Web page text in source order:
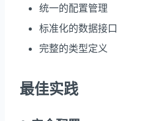
统一的配置管理
标准化的数据接口
完整的类型定义
最佳实践